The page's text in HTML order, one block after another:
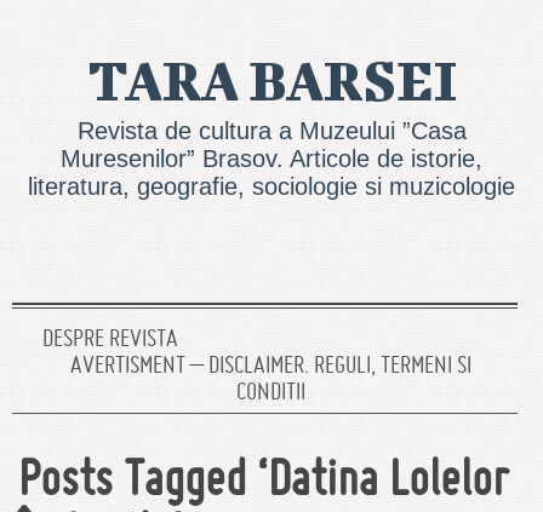
TARA BARSEI
Revista de cultura a Muzeului ”Casa
Muresenilor” Brasov. Articole de istorie,
literatura, geografie, sociologie si muzicologie
DESPRE REVISTA
AVERTISMENT – DISCLAIMER. REGULI, TERMENI SI
CONDITII
Posts Tagged ‘Datina Lolelor